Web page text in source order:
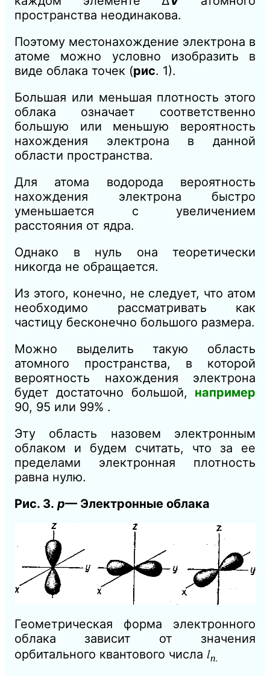
пространства неодинакова.
Поэтому местонахождение электрона в
атоме можно условно изобразить в
виде облака точек (рис. 1).
Большая или меньшая плотность этого
облака означает соответственно
большую или меньшую вероятность
нахождения электрона в данной
области пространства.
Для атома водорода вероятность
нахождения электрона быстро
уменьшается с увеличением
расстояния от ядра.
Однако в нуль она теоретически
никогда не обращается.
Из этого, конечно, не следует, что атом
необходимо рассматривать как
частицу бесконечно большого размера.
Можно выделить такую область
атомного пространства, в которой
вероятность нахождения электрона
будет достаточно большой, например
90, 95 или 99% .
Эту область назовем электронным
облаком и будем считать, что за ее
пределами электронная плотность
равна нулю.
Рис. 3. р— Электронные облака
Геометрическая форма электронного
облака зависит от значения
орбитального квантового числа lп.